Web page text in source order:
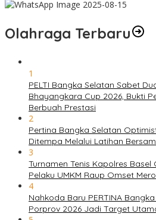
Olahraga Terbaru
1
PELTI Bangka Selatan Sabet
Bhayangkara Cup 2026, Bukti
Berbuah Prestasi
2
Pertina Bangka Selatan
Ditempa Melalui Latihan
3
Turnamen Tenis Kapolres Basel
Pelaku UMKM Raup Omset
4
Nahkoda Baru PERTINA
Porprov 2026 Jadi Target